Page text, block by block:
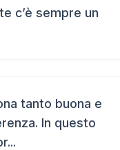
c’è sempre un
tanto buona e
In questo